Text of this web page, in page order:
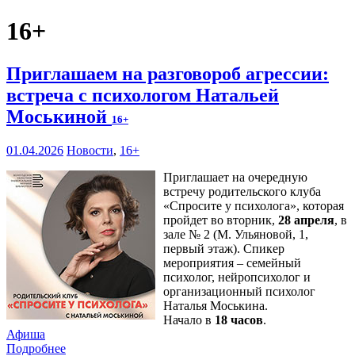
16+
Приглашаем на разговороб агрессии:
встреча с психологом Натальей
Моськиной 16+
01.04.2026 Новости, 16+
Приглашает на очередную
встречу родительского клуба
«Спросите у психолога», которая
пройдет во вторник, 28 апреля, в
зале № 2 (М. Ульяновой, 1,
первый этаж). Спикер
мероприятия – семейный
психолог, нейропсихолог и
организационный психолог
Наталья Моськина.
Начало в 18 часов.
Афиша
Подробнее